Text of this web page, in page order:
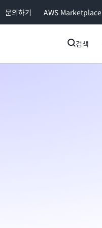
문의하기 AWS Marketplace
검색